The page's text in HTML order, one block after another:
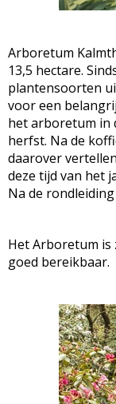
Arboretum
13,5 hectare.
plantensoorten
voor een
het arboretum in
herfst. Na de
daarover
deze tijd van het
Na de
Het Arboretum is
goed bereikbaar.